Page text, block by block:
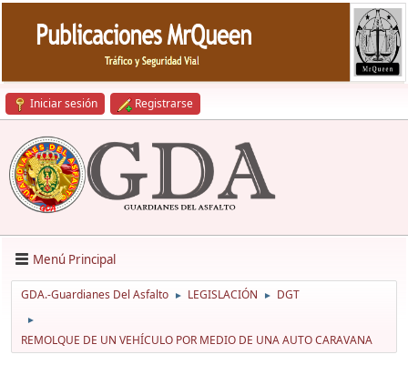
Iniciar sesión Registrarse
Menú Principal
GDA.-Guardianes Del Asfalto ► LEGISLACIÓN ► DGT
►
REMOLQUE DE UN VEHÍCULO POR MEDIO DE UNA AUTO CARAVANA